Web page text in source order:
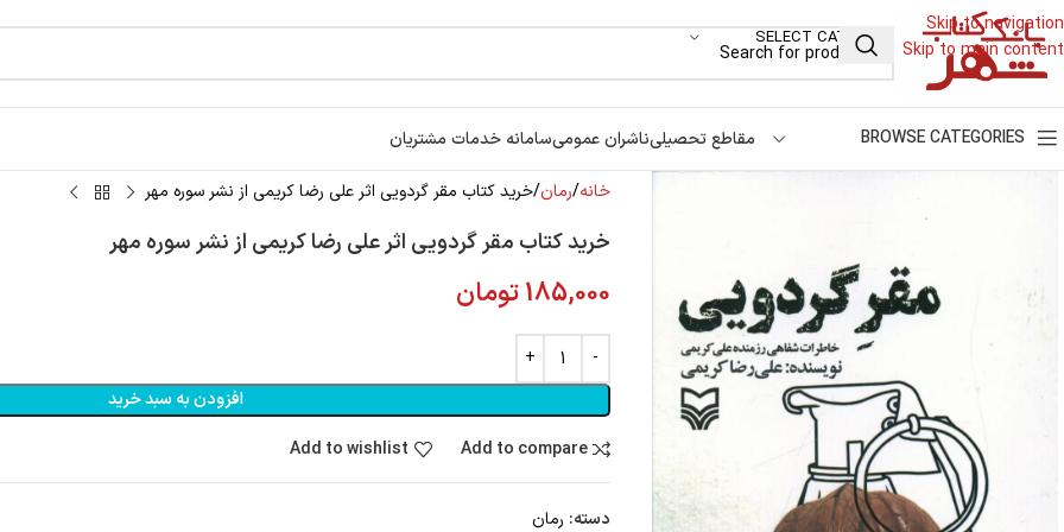
Skip to navigation
Skip to main content
SELECT CATEGORY
BROWSE CATEGORIES مقاطع تحصیلیناشران عمومیسامانه خدمات مشتریان
خانه رمان خرید کتاب مقر گردویی اثر علی رضا کریمی از نشر سوره مهر
خرید کتاب مقر گردویی اثر علی رضا کریمی از نشر سوره مهر
185,000تومان
افزودن به سبد خرید
Add to compare
Add to wishlist
دسته: رمان